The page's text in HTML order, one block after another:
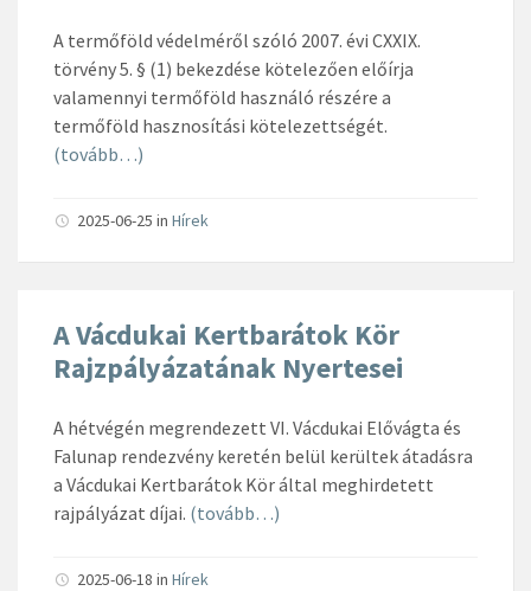
A termőföld védelméről szóló 2007. évi CXXIX.
törvény 5. § (1) bekezdése kötelezően előírja
valamennyi termőföld használó részére a
termőföld hasznosítási kötelezettségét.
(tovább…)
2025-06-25 in Hírek
A Vácdukai Kertbarátok Kör
Rajzpályázatának Nyertesei
A hétvégén megrendezett VI. Vácdukai Elővágta és
Falunap rendezvény keretén belül kerültek átadásra
a Vácdukai Kertbarátok Kör által meghirdetett
rajpályázat díjai. (tovább…)
2025-06-18 in Hírek